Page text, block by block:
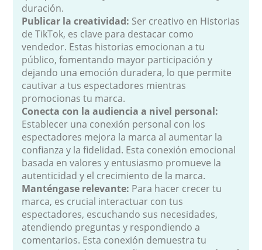
duración.
Publicar la creatividad: Ser creativo en Historias
de TikTok, es clave para destacar como
vendedor. Estas historias emocionan a tu
público, fomentando mayor participación y
dejando una emoción duradera, lo que permite
cautivar a tus espectadores mientras
promocionas tu marca.
Conecta con la audiencia a nivel personal:
Establecer una conexión personal con los
espectadores mejora la marca al aumentar la
confianza y la fidelidad. Esta conexión emocional
basada en valores y entusiasmo promueve la
autenticidad y el crecimiento de la marca.
Manténgase relevante: Para hacer crecer tu
marca, es crucial interactuar con tus
espectadores, escuchando sus necesidades,
atendiendo preguntas y respondiendo a
comentarios. Esta conexión demuestra tu